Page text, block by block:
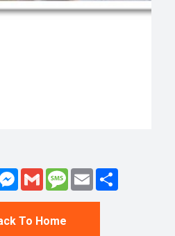
Messenger
Gmail Message
Email
To Home